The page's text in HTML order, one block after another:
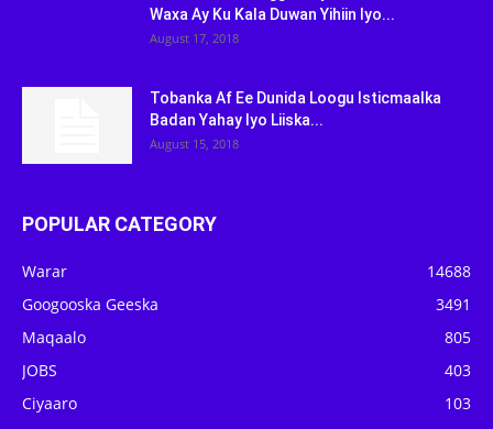
Waxa Ay Ku Kala Duwan Yihiin Iyo...
August 17, 2018
Tobanka Af Ee Dunida Loogu Isticmaalka
Badan Yahay Iyo Liiska...
August 15, 2018
POPULAR CATEGORY
Warar
14688
Googooska Geeska
3491
Maqaalo
805
JOBS
403
Ciyaaro
103